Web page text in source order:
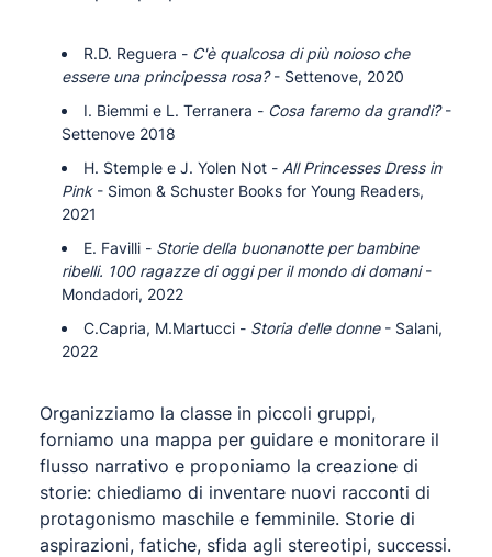
R.D. Reguera - C'è qualcosa di più noioso che
essere una principessa rosa?- Settenove, 2020
I. Biemmi e L. Terranera - Cosa faremo da grandi?-
Settenove 2018
H. Stemple e J. Yolen Not - All Princesses Dress in
Pink - Simon & Schuster Books for Young Readers,
2021
E. Favilli - Storie della buonanotte per bambine
ribelli. 100 ragazze di oggi per il mondo di domani-
Mondadori, 2022
C.Capria, M.Martucci - Storia delle donne- Salani,
2022
Organizziamo la classe in piccoli gruppi,
forniamo una mappa per guidare e monitorare il
flusso narrativo e proponiamo la creazione di
storie: chiediamo di inventare nuovi racconti di
protagonismo maschile e femminile. Storie di
aspirazioni, fatiche, sfida agli stereotipi, successi.